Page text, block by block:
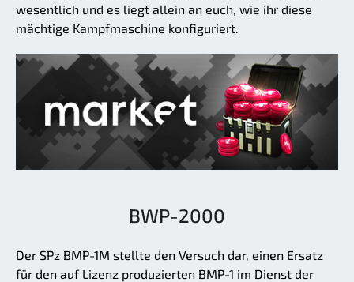
wesentlich und es liegt allein an euch, wie ihr diese
mächtige Kampfmaschine konfiguriert.
BWP-2000
Der SPz BMP-1M stellte den Versuch dar, einen Ersatz
für den auf Lizenz produzierten BMP-1 im Dienst der